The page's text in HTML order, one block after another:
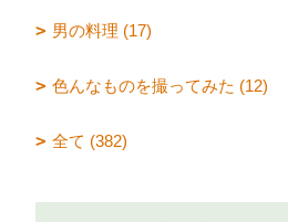
男の料理 (17)
色んなものを撮ってみた (12)
全て (382)